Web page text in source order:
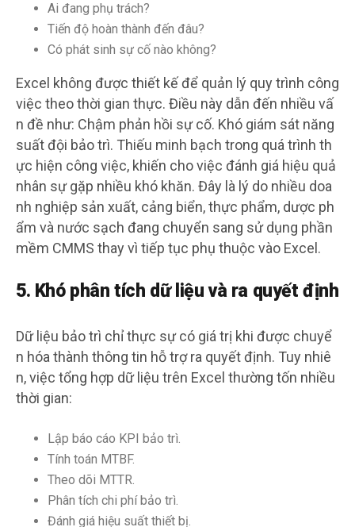
Ai đang phụ trách?
Tiến độ hoàn thành đến đâu?
Có phát sinh sự cố nào không?
Excel không được thiết kế để quản lý quy trình công
việc theo thời gian thực. Điều này dẫn đến nhiều vấ
n đề như: Chậm phản hồi sự cố. Khó giám sát năng
suất đội bảo trì. Thiếu minh bạch trong quá trình th
ực hiện công việc, khiến cho việc đánh giá hiệu quả
nhân sự gặp nhiều khó khăn. Đây là lý do nhiều doa
nh nghiệp sản xuất, cảng biển, thực phẩm, dược ph
ẩm và nước sạch đang chuyển sang sử dụng phần
mềm CMMS thay vì tiếp tục phụ thuộc vào Excel.
5. Khó phân tích dữ liệu và ra quyết định
Dữ liệu bảo trì chỉ thực sự có giá trị khi được chuyể
n hóa thành thông tin hỗ trợ ra quyết định. Tuy nhiê
n, việc tổng hợp dữ liệu trên Excel thường tốn nhiều
thời gian:
Lập báo cáo KPI bảo trì.
Tính toán MTBF.
Theo dõi MTTR.
Phân tích chi phí bảo trì.
Đánh giá hiệu suất thiết bị.